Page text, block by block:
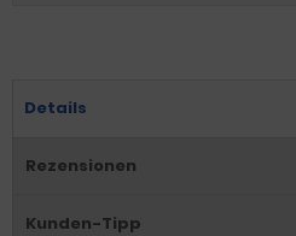
Details
Rezensionen
Kunden-Tipp